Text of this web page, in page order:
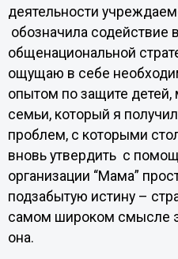
деятельности
обозначила содействие
общенациональной
ощущаю в себе
опытом по защите детей,
семьи, который я
проблем, с которыми
вновь утвердить с
организации “Мама”
подзабытую истину –
самом широком смысле
она.